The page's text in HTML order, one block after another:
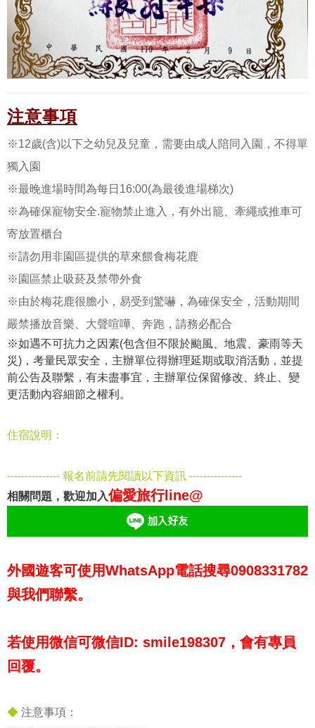
注意事項
※12歲(含)以下之幼兒及兒童，需要由成人陪同入園，不得單
獨入園
※最晚進場時間為每日16:00(為最後進場梯次)
※為確保寵物安全.寵物禁止進入，有外出籠、牽繩或推車可
寄放置櫃台
※請勿用非園區提供的草來餵食梅花鹿
※園區禁止吸菸及禁帶外食
※由於梅花鹿很膽小，易受到驚嚇，為確保安全，活動期間
嚴禁播放音樂、大聲喧嘩、奔跑，請務必配合
※如遇不可抗力之因素(包含但不限於颱風、地震、豪雨等天
災)，考量民眾安全，主辦單位得辦理延期或取消活動，並提
前公告及聯繫，有未盡事宜，主辦單位保留修改、終止、變
更活動內容細節之權利。
住宿說明：
--------------- 報名前請先閱讀以下資訊 ---------------
相關問題，歡迎加入偏愛旅行line@
外國遊客可使用WhatsApp電話搜尋0908331782
與我們聯繫。
若使用微信可微信ID: smile198307，會有專員
回覆。
◆ 注意事項：